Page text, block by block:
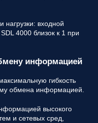
входной
4000 близок к 1 при
информацией
гибкость
обмена информацией.
высокого
и сетевых сред,